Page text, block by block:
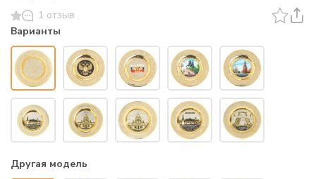
1 отзыв
Варианты
Другая модель